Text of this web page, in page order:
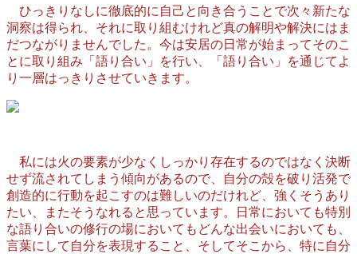
ひっきりなしに徹底的に自己と向き合うことで次々新たな
洞察は得られ、それに取り組むけれど真の解明や解決にはま
だつながりませんでした。今は安居の日常が始まってそのこ
とに取り組み「語り合い」を行い、「語り合い」を通じてよ
り一層はっきりさせていきます。
私には火の要素が少なくしっかり存在するのではなく決断
せず流されてしまう傾向があるので、自分の殻を破り活発で
創造的に行動を起こすのは難しいのだけれど、強くそうあり
たい、またそうなれると思っています。日常においても特別
な語り合いの修行の場においてもどんな出会いにおいても、
言葉にして自分を表現すること、そしてそこから、特に自分